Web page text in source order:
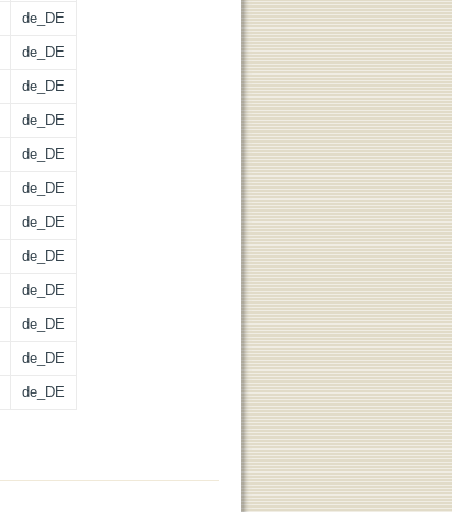
de_DE
de_DE
de_DE
de_DE
de_DE
de_DE
de_DE
de_DE
de_DE
de_DE
de_DE
de_DE